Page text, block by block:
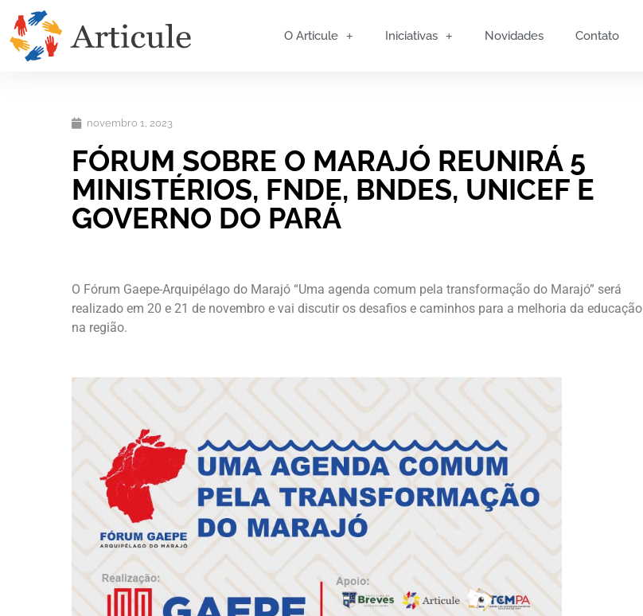
O Articule Iniciativas Novidades Contato
novembro 1, 2023
FÓRUM SOBRE O MARAJÓ REUNIRÁ 5
MINISTÉRIOS, FNDE, BNDES, UNICEF E
GOVERNO DO PARÁ
O Fórum Gaepe-Arquipélago do Marajó “Uma agenda comum pela transformação do Marajó” será
realizado em 20 e 21 de novembro e vai discutir os desafios e caminhos para a melhoria da educação
na região.